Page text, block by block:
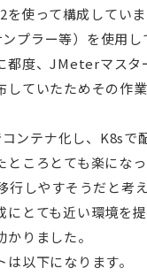
を使って構成してい
プラー等）を使用し
都度、JMeterマスタ
していたためその作
ンテナ化し、K8sで
ところとても楽にな
行しやすそうだと考
にとても近い環境を
かりました。
以下になります。